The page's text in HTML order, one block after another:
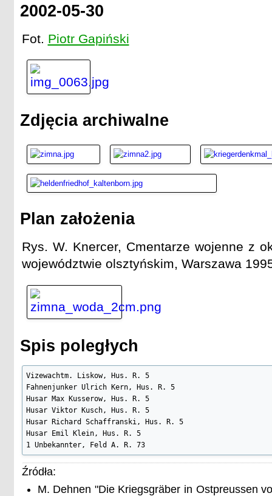
2002-05-30
Fot. Piotr Gapiński
Zdjęcia archiwalne
Plan założenia
Rys. W. Knercer, Cmentarze wojenne z
województwie olsztyńskim, Warszawa
Spis poległych
Vizewachtm. Liskow, Hus. R. 5
Fahnenjunker Ulrich Kern, Hus. R. 5
Husar Max Kusserow, Hus. R. 5
Husar Viktor Kusch, Hus. R. 5
Husar Richard Schaffranski, Hus. R. 5
Husar Emil Klein, Hus. R. 5
1 Unbekannter, Feld A. R. 73
Źródła:
M. Dehnen "Die Kriegsgräber in Ostpreussen